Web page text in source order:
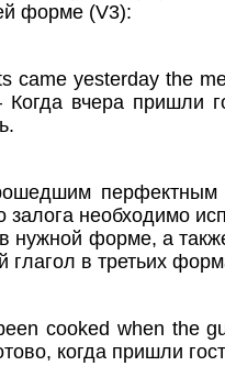
форме (V3):
came yesterday the
Когда вчера пришли
перфектным
залога необходимо
нужной форме, а
глагол в третьих
cooked when the
когда пришли